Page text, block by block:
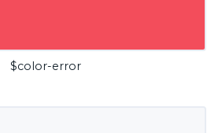
$color-error